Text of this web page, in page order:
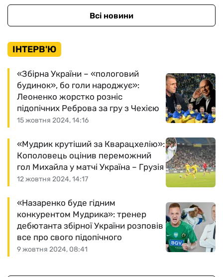
Всі новини
ІНТЕРВ'Ю
15 жовтня 2024, 14:16
«Збірна України – «пологовий
будинок», бо голи народжує»:
Леоненко жорстко розніс
підопічних Реброва за гру з Чехією
12 жовтня 2024, 14:17
«Мудрик крутіший за Кварацхелію»:
Кополовець оцінив переможний
гол Михайла у матчі Україна – Грузія
9 жовтня 2024, 08:41
«Назаренко буде гідним
конкурентом Мудрика»: тренер
дебютанта збірної України розповів
все про свого підопічного